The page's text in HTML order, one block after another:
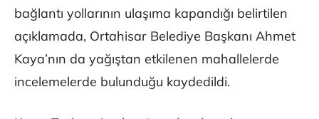
bağlantı yollarının ulaşıma kapandığı belirtilen
açıklamada, Ortahisar Belediye Başkanı Ahmet
Kaya’nın da yağıştan etkilenen mahallelerde
incelemelerde bulunduğu kaydedildi.